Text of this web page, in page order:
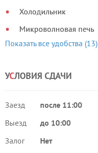
Холодильник
Микроволновая печь
Показать все удобства (13)
УСЛОВИЯ СДАЧИ
Заезд
после 11:00
Выезд
до 10:00
Залог
Нет